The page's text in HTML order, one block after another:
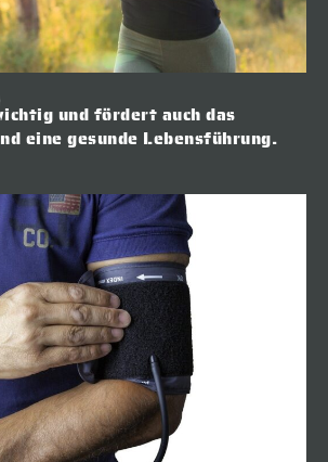
und fördert auch das
eine gesunde Lebensführung.